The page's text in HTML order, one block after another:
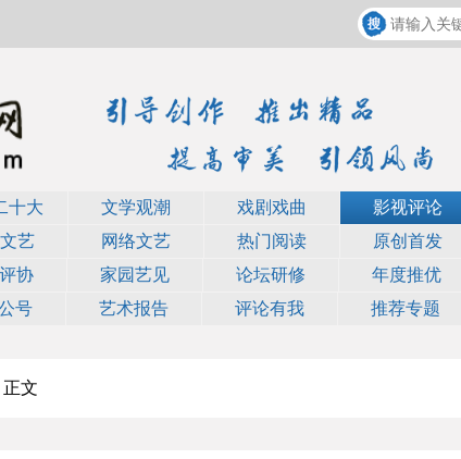
十大 文学观潮 戏剧戏曲 影视评论
艺 网络文艺 热门阅读 原创首发
协 家园艺见 论坛研修 年度推优
号 艺术报告 评论有我 推荐专题
正文